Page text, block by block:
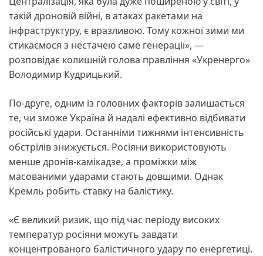
такій дроновій війні, в атаках ракетами на
інфраструктуру, є вразливою. Тому кожної зими ми
стикаємося з нестачею саме генерації», —
розповідає колишній голова правління «Укренерго»
Володимир Кудрицький.
По-друге, одним із головних факторів залишається
те, чи зможе Україна й надалі ефективно відбивати
російські удари. Останніми тижнями інтенсивність
обстрілів знижується. Росіяни використовують
менше дронів-камікадзе, а проміжки між
масованими ударами стають довшими. Однак
Кремль робить ставку на балістику.
«Є великий ризик, що під час періоду високих
температур росіяни можуть завдати
концентрованого балістичного удару по енергетиці.